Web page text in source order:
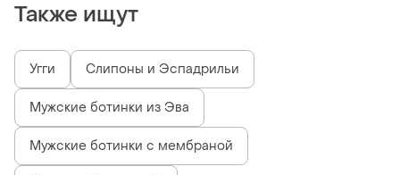
Также ищут
Угги Слипоны и Эспадрильи
Мужские ботинки из Эва
Мужские ботинки с мембраной